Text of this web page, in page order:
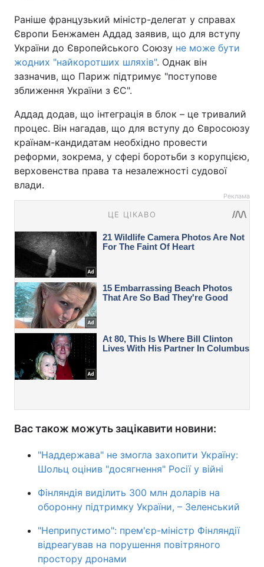
Раніше французький міністр-делегат у справах
Європи Бенжамен Аддад заявив, що для вступу
України до Європейського Союзу не може бути
жодних "найкоротших шляхів". Однак він
зазначив, що Париж підтримує "поступове
зближення України з ЄС".
Аддад додав, що інтеграція в блок – це тривалий
процес. Він нагадав, що для вступу до Євросоюзу
країнам-кандидатам необхідно провести
реформи, зокрема, у сфері боротьби з корупцією,
верховенства права та незалежності судової
влади.
Реклама
Вас також можуть зацікавити новини:
"Наддержава" не змогла захопити Україну:
Шольц оцінив "досягнення" Росії у війні
Фінляндія виділить 300 млн доларів на
оборонну підтримку України, – Зеленський
"Неприпустимо": прем'єр-міністр Фінляндії
відреагував на порушення повітряного
простору дронами